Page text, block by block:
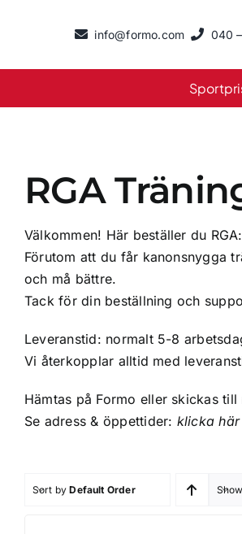
info@formo.com 040
RGA
Välkommen! Här beställer du
Förutom att du får kanonsnygga
och må bättre.
Tack för din beställning och
Leveranstid: normalt 5-8
Vi återkopplar alltid med
Hämtas på Formo eller skickas till
Se adress & öppettider: klicka här
Sort byDefault Order Show